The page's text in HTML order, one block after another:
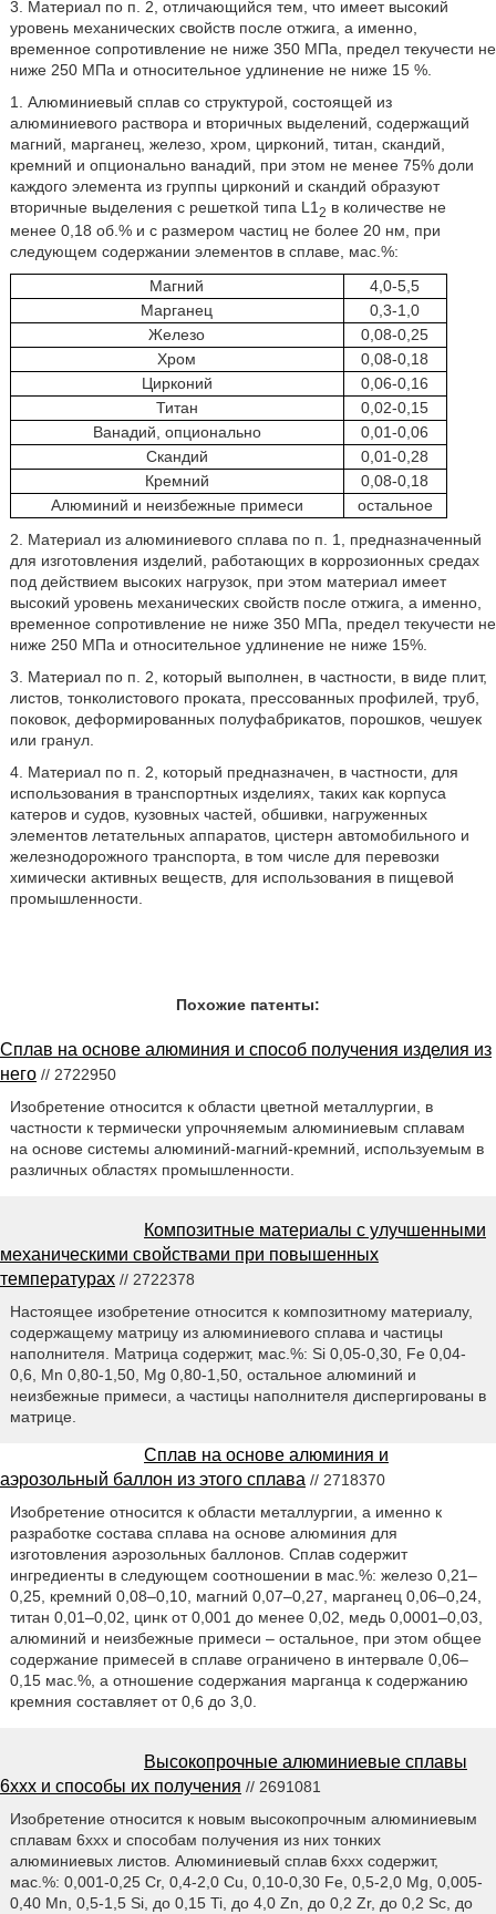
3. Материал по п. 2, отличающийся тем, что имеет высокий
уровень механических свойств после отжига, а именно,
временное сопротивление не ниже 350 МПа, предел текучести не
ниже 250 МПа и относительное удлинение не ниже 15 %.
1. Алюминиевый сплав со структурой, состоящей из
алюминиевого раствора и вторичных выделений, содержащий
магний, марганец, железо, хром, цирконий, титан, скандий,
кремний и опционально ванадий, при этом не менее 75% доли
каждого элемента из группы цирконий и скандий образуют
вторичные выделения с решеткой типа L1 2 в количестве не
менее 0,18 об.% и с размером частиц не более 20 нм, при
следующем содержании элементов в сплаве, мас.%:
Магний
4,0-5,5
Марганец
0,3-1,0
Железо
0,08-0,25
Хром
0,08-0,18
Цирконий
0,06-0,16
Титан
0,02-0,15
Ванадий, опционально
0,01-0,06
Скандий
0,01-0,28
Кремний
0,08-0,18
Алюминий и неизбежные примеси
остальное
2. Материал из алюминиевого сплава по п. 1, предназначенный
для изготовления изделий, работающих в коррозионных средах
под действием высоких нагрузок, при этом материал имеет
высокий уровень механических свойств после отжига, а именно,
временное сопротивление не ниже 350 МПа, предел текучести не
ниже 250 МПа и относительное удлинение не ниже 15%.
3. Материал по п. 2, который выполнен, в частности, в виде плит,
листов, тонколистового проката, прессованных профилей, труб,
поковок, деформированных полуфабрикатов, порошков, чешуек
или гранул.
4. Материал по п. 2, который предназначен, в частности, для
использования в транспортных изделиях, таких как корпуса
катеров и судов, кузовных частей, обшивки, нагруженных
элементов летательных аппаратов, цистерн автомобильного и
железнодорожного транспорта, в том числе для перевозки
химически активных веществ, для использования в пищевой
промышленности.
Похожие патенты:
Сплав на основе алюминия и способ получения изделия из
него // 2722950
Изобретение относится к области цветной металлургии, в
частности к термически упрочняемым алюминиевым сплавам
на основе системы алюминий-магний-кремний, используемым в
различных областях промышленности.
Композитные материалы с улучшенными
механическими свойствами при повышенных
температурах // 2722378
Настоящее изобретение относится к композитному материалу,
содержащему матрицу из алюминиевого сплава и частицы
наполнителя. Матрица содержит, мас.%: Si 0,05-0,30, Fe 0,04-
0,6, Mn 0,80-1,50, Mg 0,80-1,50, остальное алюминий и
неизбежные примеси, а частицы наполнителя диспергированы в
матрице.
Сплав на основе алюминия и
аэрозольный баллон из этого сплава // 2718370
Изобретение относится к области металлургии, а именно к
разработке состава сплава на основе алюминия для
изготовления аэрозольных баллонов. Сплав содержит
ингредиенты в следующем соотношении в мас.%: железо 0,21–
0,25, кремний 0,08–0,10, магний 0,07–0,27, марганец 0,06–0,24,
титан 0,01–0,02, цинк от 0,001 до менее 0,02, медь 0,0001–0,03,
алюминий и неизбежные примеси – остальное, при этом общее
содержание примесей в сплаве ограничено в интервале 0,06–
0,15 мас.%, а отношение содержания марганца к содержанию
кремния составляет от 0,6 до 3,0.
Высокопрочные алюминиевые сплавы
6xxx и способы их получения // 2691081
Изобретение относится к новым высокопрочным алюминиевым
сплавам 6xxx и способам получения из них тонких
алюминиевых листов. Алюминиевый сплав 6xxx содержит,
мас.%: 0,001-0,25 Cr, 0,4-2,0 Cu, 0,10-0,30 Fe, 0,5-2,0 Mg, 0,005-
0,40 Mn, 0,5-1,5 Si, до 0,15 Ti, до 4,0 Zn, до 0,2 Zr, до 0,2 Sc, до